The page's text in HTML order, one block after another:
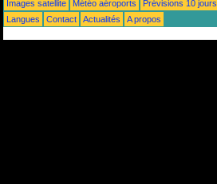
Images satellite
Météo aéroports Prévisions 10 jours
Langues
Contact Actualités A propos